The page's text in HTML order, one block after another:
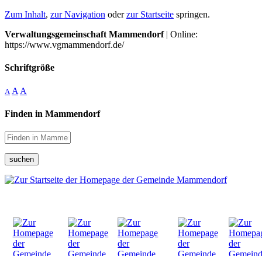
Zum Inhalt, zur Navigation oderzur Startseite springen.
Verwaltungsgemeinschaft Mammendorf| Online:
https://www.vgmammendorf.de/
Schriftgröße
A A A
Finden in Mammendorf
suchen